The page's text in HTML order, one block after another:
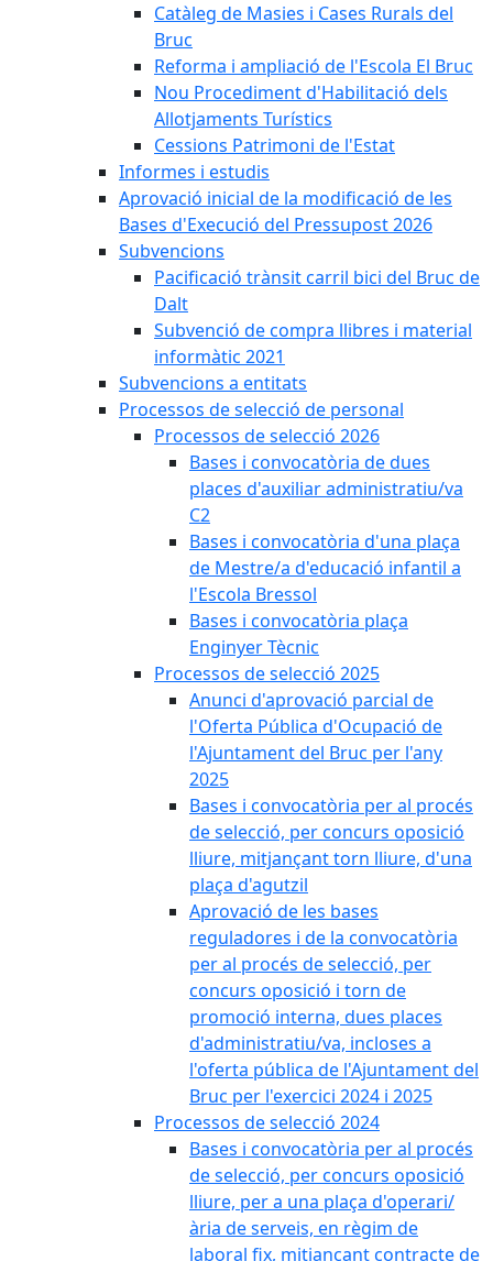
Catàleg de Masies i Cases Rurals del
Bruc
Reforma i ampliació de l'Escola El Bruc
Nou Procediment d'Habilitació dels
Allotjaments Turístics
Cessions Patrimoni de l'Estat
Informes i estudis
Aprovació inicial de la modificació de les
Bases d'Execució del Pressupost 2026
Subvencions
Pacificació trànsit carril bici del Bruc de
Dalt
Subvenció de compra llibres i material
informàtic 2021
Subvencions a entitats
Processos de selecció de personal
Processos de selecció 2026
Bases i convocatòria de dues
places d'auxiliar administratiu/va
C2
Bases i convocatòria d'una plaça
de Mestre/a d'educació infantil a
l'Escola Bressol
Bases i convocatòria plaça
Enginyer Tècnic
Processos de selecció 2025
Anunci d'aprovació parcial de
l'Oferta Pública d'Ocupació de
l'Ajuntament del Bruc per l'any
2025
Bases i convocatòria per al procés
de selecció, per concurs oposició
lliure, mitjançant torn lliure, d'una
plaça d'agutzil
Aprovació de les bases
reguladores i de la convocatòria
per al procés de selecció, per
concurs oposició i torn de
promoció interna, dues places
d'administratiu/va, incloses a
l'oferta pública de l'Ajuntament del
Bruc per l'exercici 2024 i 2025
Processos de selecció 2024
Bases i convocatòria per al procés
de selecció, per concurs oposició
lliure, per a una plaça d'operari/
ària de serveis, en règim de
laboral fix, mitjançant contracte de